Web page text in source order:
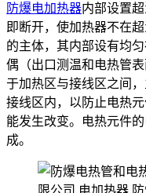
防爆电加热器内部设置
即断开，使加热器不在
的主体，其内部设有均
偶（出口测温和电热管
于加热区与接线区之间
接线区内，以防止电热
能发生改变。电热元件
成。